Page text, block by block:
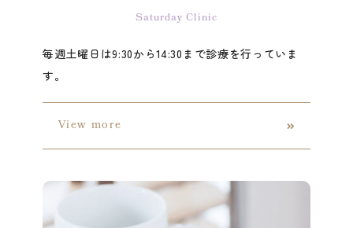
Saturday Clinic
毎週土曜日は9:30から14:30まで診療を行っていま
す。
View more